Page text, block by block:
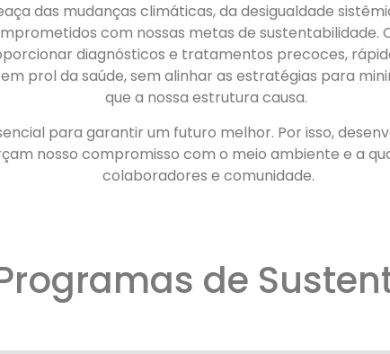
das mudanças climáticas, da desigualdade
com nossas metas de sustentabilidade.
diagnósticos e tratamentos precoces,
prol da saúde, sem alinhar as estratégias para
que a nossa estrutura causa.
para garantir um futuro melhor. Por isso,
nosso compromisso com o meio ambiente e a
colaboradores e comunidade.
de